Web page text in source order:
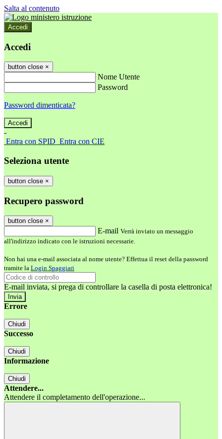
Salta al contenuto
Accedi
Accedi
button close ×
Nome Utente
Password
Password dimenticata?
-
Entra con SPID Entra con CIE
Seleziona utente
button close ×
Recupero password
button close ×
E-mail Verrà inviato un messaggio
all'indirizzo indicato con le istruzioni necessarie.
Non hai una e-mail associata al nome utente? Effettua il reset della password
tramite la Login Spaggiari
E-mail inviata, si prega di controllare la casella di posta elettronica!
Errore
Chiudi
Successo
Chiudi
Informazione
Chiudi
Attendere...
Attendere il completamento dell'operazione...